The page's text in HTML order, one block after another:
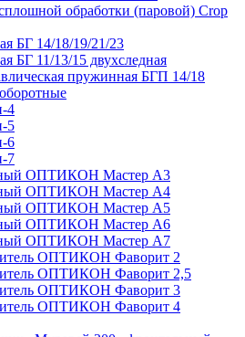
обработки (паровой) Crop
БГ 14/18/19/21/23
БГ 11/13/15 двухследная
пружинная БГП 14/18
4
5
6
7
ОПТИКОН Мастер А3
ОПТИКОН Мастер А4
ОПТИКОН Мастер А5
ОПТИКОН Мастер А6
ОПТИКОН Мастер А7
ОПТИКОН Фаворит 2
ОПТИКОН Фаворит 2,5
ОПТИКОН Фаворит 3
ОПТИКОН Фаворит 4